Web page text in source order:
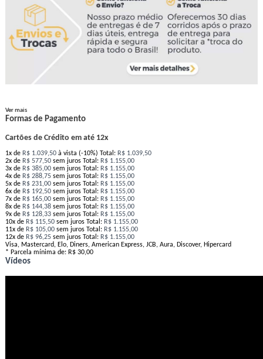
Ver mais
Formas de Pagamento
Cartões de Crédito em até 12x
1xde R$ 1.039,50 à vista (-10%) Total: R$ 1.039,50
2xde R$ 577,50 sem juros Total: R$ 1.155,00
3xde R$ 385,00 sem juros Total: R$ 1.155,00
4xde R$ 288,75 sem juros Total: R$ 1.155,00
5xde R$ 231,00 sem juros Total: R$ 1.155,00
6xde R$ 192,50 sem juros Total: R$ 1.155,00
7xde R$ 165,00 sem juros Total: R$ 1.155,00
8xde R$ 144,38 sem juros Total: R$ 1.155,00
9xde R$ 128,33 sem juros Total: R$ 1.155,00
10xde R$ 115,50 sem juros Total: R$ 1.155,00
11xde R$ 105,00 sem juros Total: R$ 1.155,00
12xde R$ 96,25 sem juros Total: R$ 1.155,00
Visa, Mastercard, Elo, Diners, American Express, JCB, Aura, Discover, Hipercard
* Parcela mínima de: R$ 30,00
Vídeos